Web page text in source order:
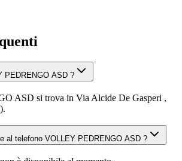
PEDRENGO ASD ?
ASD si trova in Via Alcide De Gasperi ,
al telefono VOLLEY PEDRENGO ASD ?